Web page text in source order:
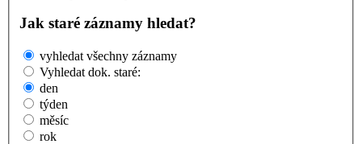
Jak staré záznamy hledat?
vyhledat všechny záznamy
Vyhledat dok. staré:
den
týden
měsíc
rok